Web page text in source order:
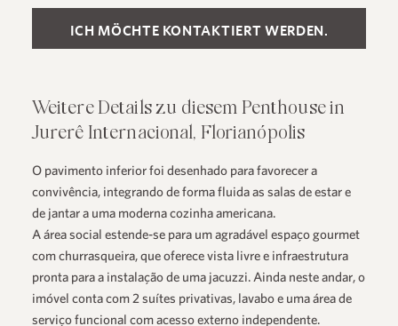
Please leave this field empty.
Weitere Details zu diesem Penthouse in
Jurerê Internacional, Florianópolis
O pavimento inferior foi desenhado para favorecer a
convivência, integrando de forma fluida as salas de estar e
de jantar a uma moderna cozinha americana.
A área social estende-se para um agradável espaço gourmet
com churrasqueira, que oferece vista livre e infraestrutura
pronta para a instalação de uma jacuzzi. Ainda neste andar, o
imóvel conta com 2 suítes privativas, lavabo e uma área de
serviço funcional com acesso externo independente.